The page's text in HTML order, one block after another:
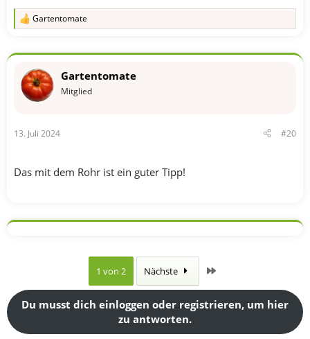
R
k
o
:
Gartentomate
Gartentomate
Mitglied
13. Juli 2024 #20
Das mit dem Rohr ist ein guter Tipp!
1 von 2 Nächste
Du musst dich einloggen oder registrieren, um hier
zu antworten.